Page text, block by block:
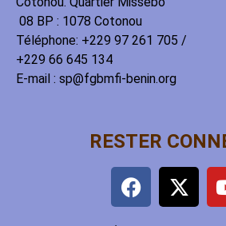
08 BP : 1078 Cotonou
Téléphone: +229 97 261 705 /
+229 66 645 134
E-mail : sp@fgbmfi-benin.org
RESTER